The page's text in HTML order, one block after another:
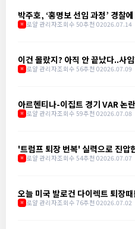
박주호, ‘홍명보 선임 과정’ 경찰
M 로얄 관리자조회수 50추천 02026.07.14
이건 몰랐지? 아직 안 끝났다..사
지한다
M 로얄 관리자조회수 56추천 02026.07.09
아르헨티나-이집트 경기 VAR 논
리
M 로얄 관리자조회수 59추천 02026.07.08
'트럼프 퇴장 번복' 실력으로 진압
의구현
M 로얄 관리자조회수 54추천 02026.07.07
오늘 미국 발로건 다이렉트 퇴장
M 로얄 관리자조회수 76추천 02026.07.02